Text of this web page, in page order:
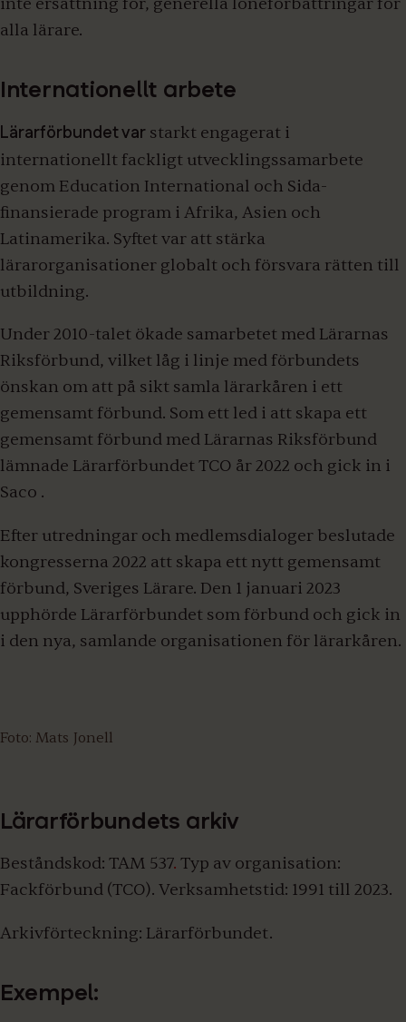
alla lärare.
Internationellt arbete
Lärarförbundet var starkt engagerat i
internationellt fackligt utvecklingssamarbete
genom Education International och Sida-
finansierade program i Afrika, Asien och
Latinamerika. Syftet var att stärka
lärarorganisationer globalt och försvara rätten till
utbildning.
Under 2010-talet ökade samarbetet med Lärarnas
Riksförbund, vilket låg i linje med förbundets
önskan om att på sikt samla lärarkåren i ett
gemensamt förbund. Som ett led i att skapa ett
gemensamt förbund med Lärarnas Riksförbund
lämnade Lärarförbundet TCO år 2022 och gick in i
Saco .
Efter utredningar och medlemsdialoger beslutade
kongresserna 2022 att skapa ett nytt gemensamt
förbund, Sveriges Lärare. Den 1 januari 2023
upphörde Lärarförbundet som förbund och gick in
i den nya, samlande organisationen för lärarkåren.
Foto: Mats Jonell
Lärarförbundets arkiv
Beståndskod: TAM 537. Typ av organisation:
Fackförbund (TCO). Verksamhetstid: 1991 till 2023.
Arkivförteckning: Lärarförbundet.
Exempel: